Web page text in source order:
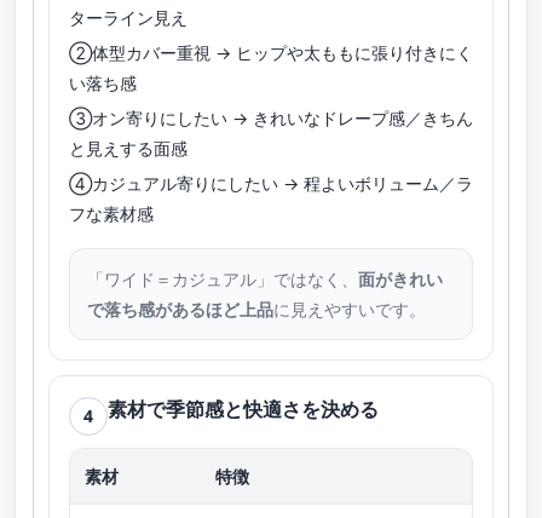
ターライン見え
②体型カバー重視 → ヒップや太ももに張り付きにく
い落ち感
③オン寄りにしたい → きれいなドレープ感／きちん
と見えする面感
④カジュアル寄りにしたい → 程よいボリューム／ラ
フな素材感
「ワイド＝カジュアル」ではなく、 面がきれい
で落ち感があるほど上品に見えやすいです。
4 素材で季節感と快適さを決める
素材 特徴